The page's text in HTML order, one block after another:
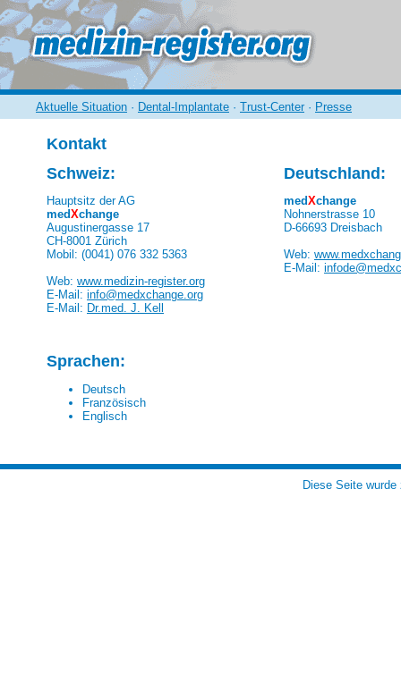
Aktuelle Situation · Dental-Implantate · Trust-Center · Presse
Kontakt
Schweiz:
Hauptsitz der AG
medXchange
Augustinergasse 17
CH-8001 Zürich
Mobil: (0041) 076 332 5363
Web: www.medizin-register.org
E-Mail: info@medxchange.org
E-Mail: Dr.med. J. Kell
Deutschland:
medXchange
Nohnerstrasse 10
D-66693 Dreisbach
Web:
E-Mail:
Sprachen:
Deutsch
Französisch
Englisch
Diese Seite